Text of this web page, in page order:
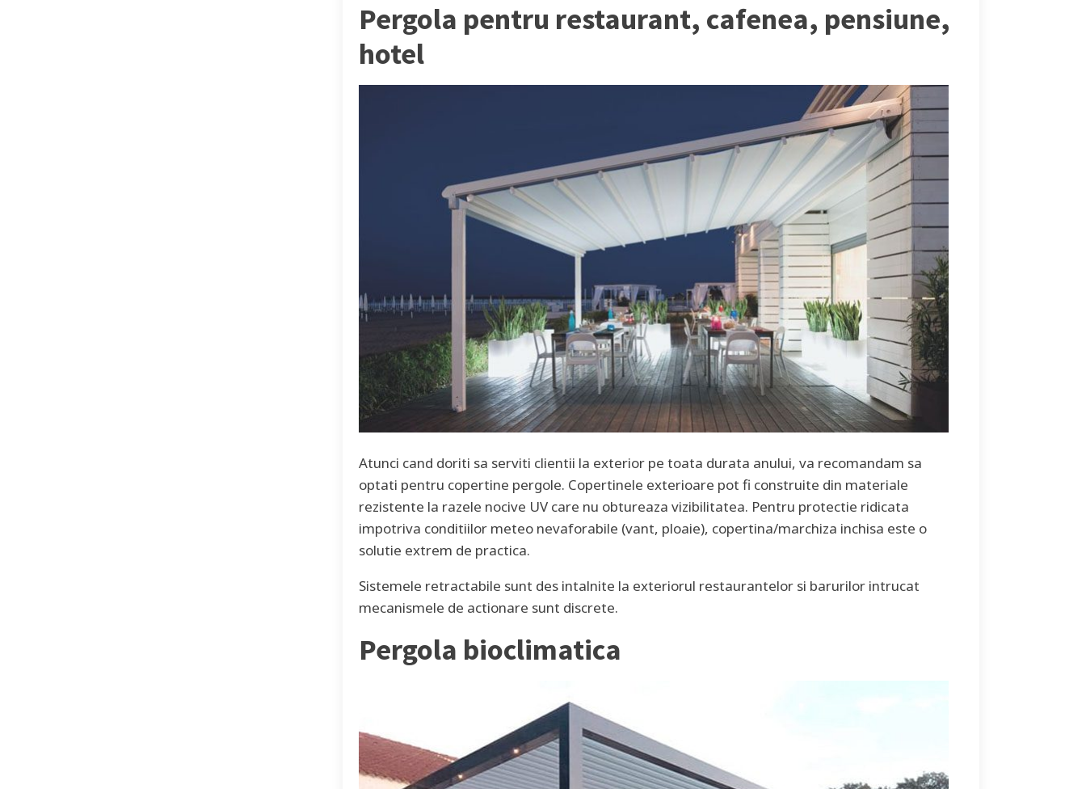
Pergola pentru restaurant, cafenea, pensiune,
hotel
Atunci cand doriti sa serviti clientii la exterior pe toata durata anului, va recomandam sa
optati pentru copertine pergole. Copertinele exterioare pot fi construite din materiale
rezistente la razele nocive UV care nu obtureaza vizibilitatea. Pentru protectie ridicata
impotriva conditiilor meteo nevaforabile (vant, ploaie), copertina/marchiza inchisa este o
solutie extrem de practica.
Sistemele retractabile sunt des intalnite la exteriorul restaurantelor si barurilor intrucat
mecanismele de actionare sunt discrete.
Pergola bioclimatica